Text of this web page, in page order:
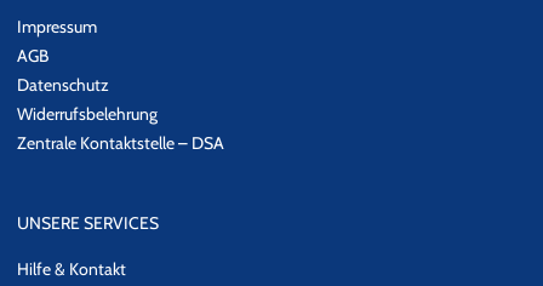
Impressum
AGB
Datenschutz
Widerrufsbelehrung
Zentrale Kontaktstelle – DSA
UNSERE SERVICES
Hilfe & Kontakt